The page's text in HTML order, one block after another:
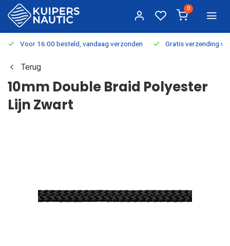
0
Voor 16:00 besteld, vandaag verzonden Gratis verzending
Terug
10mm Double Braid Polyester
Lijn Zwart